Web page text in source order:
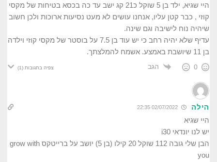
היי שגיא, ילד בן 5 שוקל כ21 קג ישב עד כה בכסא בטיחות של מקסי
קוזי , כבר קטן עליו, אנחנו עושים לא מעט נסיעות ארוכות ולכן חשוב
שיהיה נוח לישיבה וגם שינה.
עדיף שלא יהיה רחב כי יש עוד בן 7.5 על בוסטר של מקסי קוזי וילדה
בן 11 שיושבת באמצע. אשמח להמלצתך.
0 הגב צפיה בתגובות (1)
הילה
היי שגיא
יש לנו יונדאי i30
הבן שלי גובה 112 שוקל 20 קילו (בן 5) יושב על ברייטקס grow with
you